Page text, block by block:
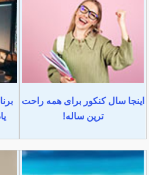
اینجا سال کنکور برای همه راحت
ترین ساله!